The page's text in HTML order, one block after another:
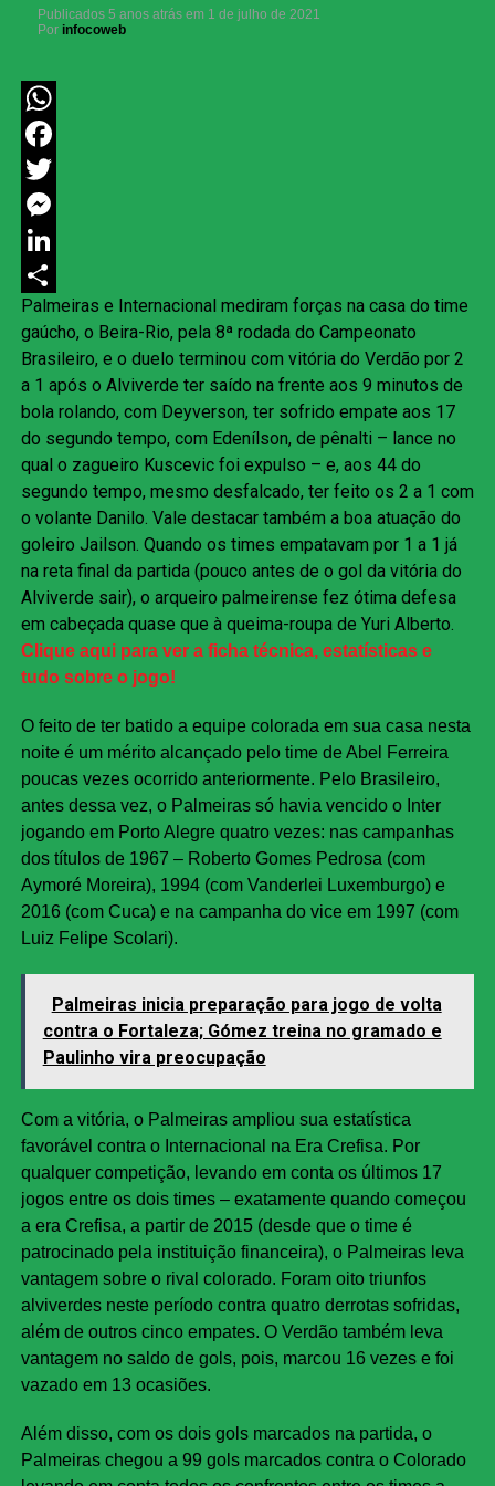
Publicados 5 anos atrás em 1 de julho de 2021
Por infocoweb
WhatsApp
Facebook
Twitter
Messenger
LinkedIn
Share
Palmeiras e Internacional mediram forças na casa do time
gaúcho, o Beira-Rio, pela 8ª rodada do Campeonato
Brasileiro, e o duelo terminou com vitória do Verdão por 2
a 1 após o Alviverde ter saído na frente aos 9 minutos de
bola rolando, com Deyverson, ter sofrido empate aos 17
do segundo tempo, com Edenílson, de pênalti – lance no
qual o zagueiro Kuscevic foi expulso – e, aos 44 do
segundo tempo, mesmo desfalcado, ter feito os 2 a 1 com
o volante Danilo. Vale destacar também a boa atuação do
goleiro Jailson. Quando os times empatavam por 1 a 1 já
na reta final da partida (pouco antes de o gol da vitória do
Alviverde sair), o arqueiro palmeirense fez ótima defesa
em cabeçada quase que à queima-roupa de Yuri Alberto.
Clique aqui para ver a ficha técnica, estatísticas e
tudo sobre o jogo!
O feito de ter batido a equipe colorada em sua casa nesta
noite é um mérito alcançado pelo time de Abel Ferreira
poucas vezes ocorrido anteriormente. Pelo Brasileiro,
antes dessa vez, o Palmeiras só havia vencido o Inter
jogando em Porto Alegre quatro vezes: nas campanhas
dos títulos de 1967 – Roberto Gomes Pedrosa (com
Aymoré Moreira), 1994 (com Vanderlei Luxemburgo) e
2016 (com Cuca) e na campanha do vice em 1997 (com
Luiz Felipe Scolari).
Palmeiras inicia preparação para jogo de volta
contra o Fortaleza; Gómez treina no gramado e
Paulinho vira preocupação
Com a vitória, o Palmeiras ampliou sua estatística
favorável contra o Internacional na Era Crefisa. Por
qualquer competição, levando em conta os últimos 17
jogos entre os dois times – exatamente quando começou
a era Crefisa, a partir de 2015 (desde que o time é
patrocinado pela instituição financeira), o Palmeiras leva
vantagem sobre o rival colorado. Foram oito triunfos
alviverdes neste período contra quatro derrotas sofridas,
além de outros cinco empates. O Verdão também leva
vantagem no saldo de gols, pois, marcou 16 vezes e foi
vazado em 13 ocasiões.
Além disso, com os dois gols marcados na partida, o
Palmeiras chegou a 99 gols marcados contra o Colorado